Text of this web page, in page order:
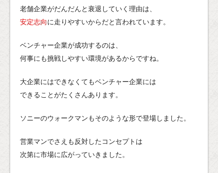
老舗企業がだんだんと衰退していく理由は、
安定志向に走りやすいからだと言われています。
ベンチャー企業が成功するのは、
何事にも挑戦しやすい環境があるからですね。
大企業にはできなくてもベンチャー企業には
できることがたくさんあります。
ソニーのウォークマンもそのような形で登場しました。
営業マンでさえも反対したコンセプトは
次第に市場に広がっていきました。